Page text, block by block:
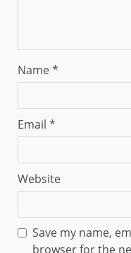
Name*
Email *
Website
Save my name,
browser for the